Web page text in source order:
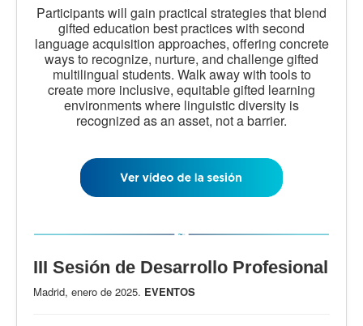
Participants will gain practical strategies that blend
gifted education best practices with second
language acquisition approaches, offering concrete
ways to recognize, nurture, and challenge gifted
multilingual students. Walk away with tools to
create more inclusive, equitable gifted learning
environments where linguistic diversity is
recognized as an asset, not a barrier.
III Sesión de Desarrollo Profesional
Madrid, enero de 2025. EVENTOS